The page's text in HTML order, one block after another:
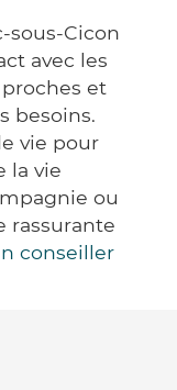
sous-Cicon
avec les
et
besoins.
vie pour
la vie
ou
rassurante
conseiller